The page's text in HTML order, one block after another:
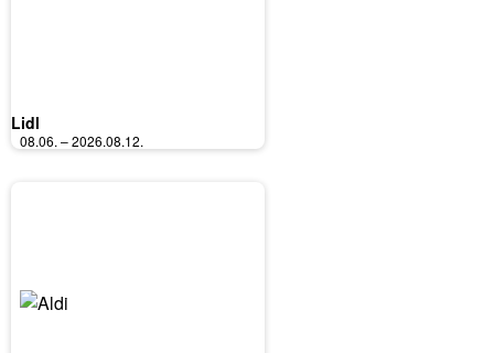
Lidl
08.06. – 2026.08.12.